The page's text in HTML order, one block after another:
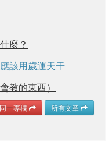
麼？
該用歲運天干
教的東西）
同一專欄 所有文章